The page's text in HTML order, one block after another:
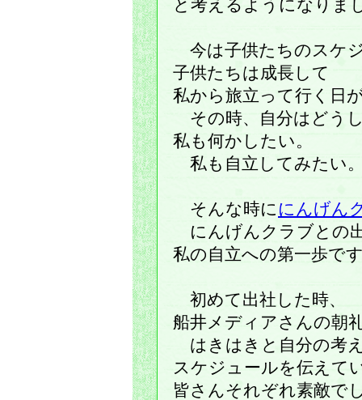
と考えるようになりま
今は子供たちのスケ
子供たちは成長して
私から旅立って行く日
その時、自分はどう
私も何かしたい。
私も自立してみたい
そんな時に にんげん
にんげんクラブとの
私の自立への第一歩で
初めて出社した時、
船井メディアさんの朝
はきはきと自分の考
スケジュールを伝えて
皆さんそれぞれ素敵で